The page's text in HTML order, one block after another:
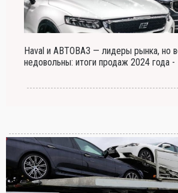
Haval и АВТОВАЗ — лидеры рынка, но
недовольны: итоги продаж 2024 года -